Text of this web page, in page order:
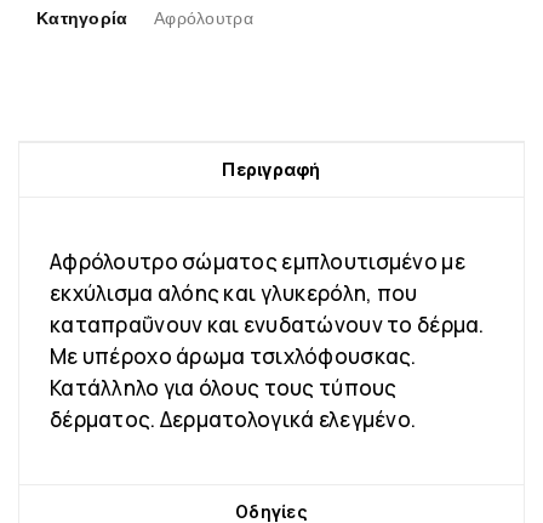
Κατηγορία
Αφρόλουτρα
Περιγραφή
Αφρόλουτρο σώματος εμπλουτισμένο με
εκχύλισμα αλόης και γλυκερόλη, που
καταπραΰνουν και ενυδατώνουν το δέρμα.
Με υπέροχο άρωμα τσιχλόφουσκας.
Κατάλληλο για όλους τους τύπους
δέρματος. Δερματολογικά ελεγμένο.
Οδηγίες